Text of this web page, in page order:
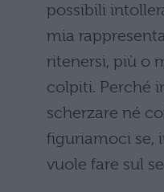
possibili
mia
ritenersi, più o
colpiti. Perché
scherzare né
figuriamoci se,
vuole fare sul